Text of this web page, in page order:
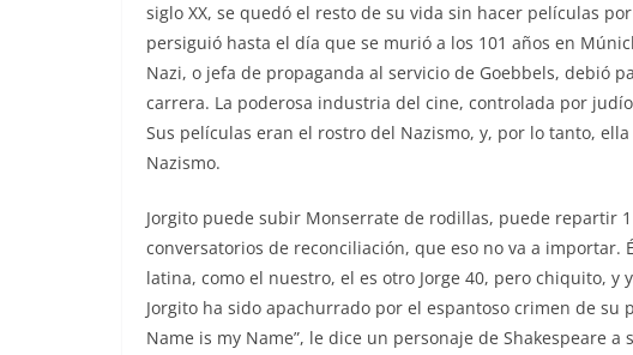
siglo XX, se quedó el resto de su vida sin hacer películas
persiguió hasta el día que se murió a los 101 años en
Nazi, o jefa de propaganda al servicio de Goebbels, debió
carrera. La poderosa industria del cine, controlada por
Sus películas eran el rostro del Nazismo, y, por lo tanto,
Nazismo.
Jorgito puede subir Monserrate de rodillas, puede repartir
conversatorios de reconciliación, que eso no va a importar.
latina, como el nuestro, el es otro Jorge 40, pero chiquito,
Jorgito ha sido apachurrado por el espantoso crimen de su
Name is my Name”, le dice un personaje de Shakespeare